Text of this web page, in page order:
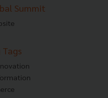
Summit